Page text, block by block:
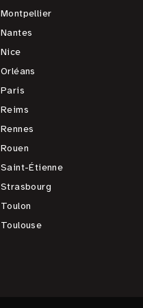
Montpellier
Nantes
Nice
Orléans
Paris
Reims
Rennes
Rouen
Saint-Étienne
Strasbourg
Toulon
Toulouse